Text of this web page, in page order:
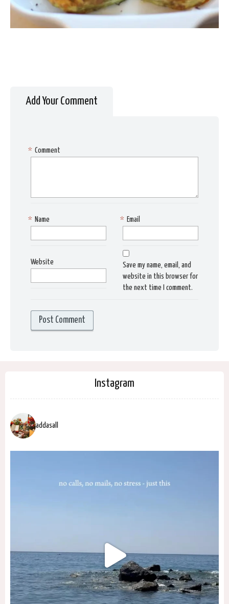
Add Your Comment
Comment
*
Name
* Email
*
Website
Save my name, email, and
website in this browser for
the next time I comment.
Instagram
addasall